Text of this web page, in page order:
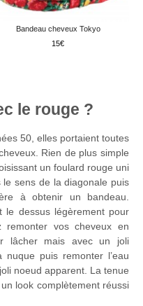
Bandeau cheveux Tokyo
15
le rouge ?
50, elles portaient toutes
Rien de plus simple
un foulard rouge uni
sens de la diagonale puis
à obtenir un bandeau.
le dessus légèrement pour
remonter vos cheveux en
lâcher mais avec un joli
puis remonter l’eau
noeud apparent. La tenue
look complètement réussi